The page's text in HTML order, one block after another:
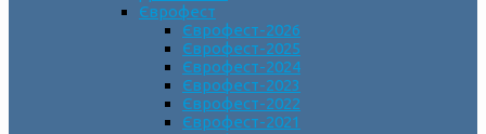
Єврофест
Єврофест-2026
Єврофест-2025
Єврофест-2024
Єврофест-2023
Єврофест-2022
Єврофест-2021